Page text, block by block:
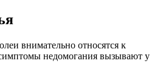
внимательно относятся к
недомогания вызывают у